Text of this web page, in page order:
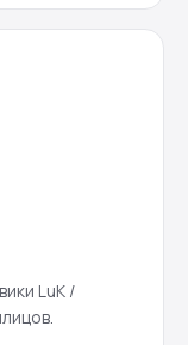
LuK /